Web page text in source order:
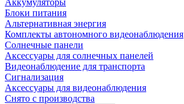
Аккумуляторы
Блоки питания
Альтернативная энергия
Комплекты автономного видеонаблюдения
Солнечные панели
Аксессуары для солнечных панелей
Видеонаблюдение для транспорта
Сигнализация
Аксессуары для видеонаблюдения
Снято с производства